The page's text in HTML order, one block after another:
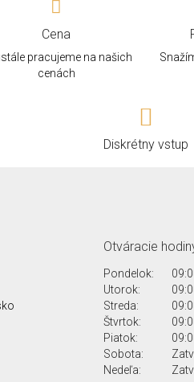
Cena
pracujeme na našich
cenách
Diskrétny vstup
Otváracie
Pondelok:
Utorok:
Streda:
Štvrtok:
Piatok:
Sobota:
Nedeľa: